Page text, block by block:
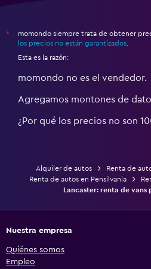
*
momondo siempre trata de obtener
los precios no están garantizados
Esta es la razón:
momondo no es el vendedor.
Agregamos montones de
¿Por qué los precios no son
Alquiler de autos
Renta de
Renta de autos en Pensilvania
Lancaster: renta de vans
Nuestra empresa
Quiénes somos
Empleo